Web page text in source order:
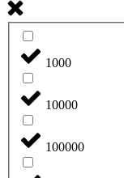
1000
10000
100000